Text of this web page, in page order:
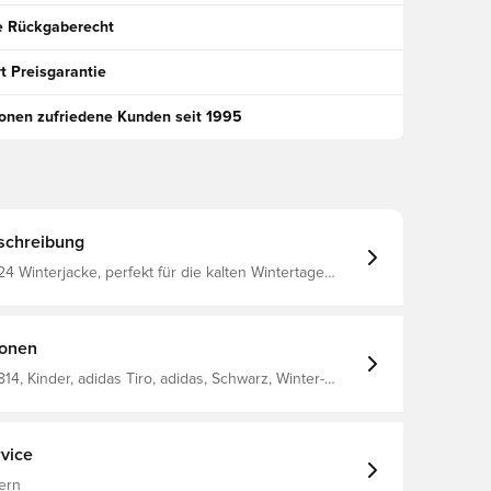
Rückgaberecht
Preisgarantie
zufriedene Kunden seit 1995
Winterjacke, perfekt für die kalten Wintertage
70% recyceltes Material
Kinder, adidas Tiro, adidas, Schwarz, Winter-